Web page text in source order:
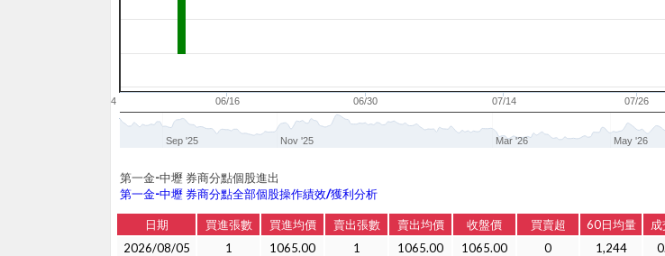
06/04 06/16 06/30 07/14 07/26
Sep '25 Nov '25 Mar '26 May '26
第一金-中壢 券商分點個股進出
第一金-中壢 券商分點全部個股操作績效/獲利分析
日期 買進張數 買進均價 賣出張數 賣出均價 收盤價 買賣超 60日均量
2026/08/05
1 1065.00 1 1065.00 1065.00 0 1,244